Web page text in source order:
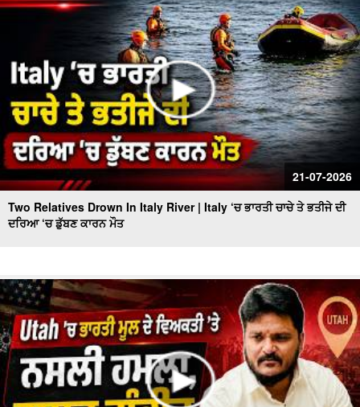
21-07-2026
Two Relatives Drown In Italy River | Italy ‘ਚ ਭਾਰਤੀ ਚਾਚੇ ਤੇ ਭਤੀਜੇ ਦੀ
ਦਰਿਆ ‘ਚ ਡੁੱਬਣ ਕਾਰਨ ਮੌਤ